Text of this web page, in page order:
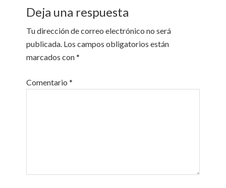
Deja una respuesta
Tu dirección de correo electrónico no será
publicada. Los campos obligatorios están
marcados con*
Comentario*